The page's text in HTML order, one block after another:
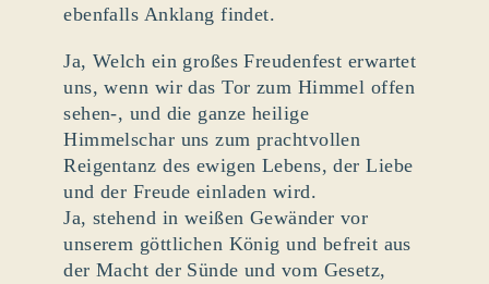
ebenfalls Anklang findet.
Ja, Welch ein großes Freudenfest erwartet
uns, wenn wir das Tor zum Himmel offen
sehen-, und die ganze heilige
Himmelschar uns zum prachtvollen
Reigentanz des ewigen Lebens, der Liebe
und der Freude einladen wird.
Ja, stehend in weißen Gewänder vor
unserem göttlichen König und befreit aus
der Macht der Sünde und vom Gesetz,